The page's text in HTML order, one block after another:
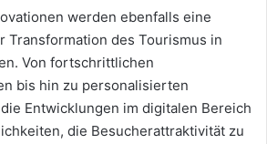
werden ebenfalls eine
Transformation des Tourismus in
Von fortschrittlichen
bis hin zu personalisierten
Entwicklungen im digitalen Bereich
die Besucherattraktivität zu